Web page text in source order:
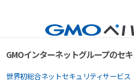
GMOインターネットグループのセ
世界初総合ネットセキュリティサービス